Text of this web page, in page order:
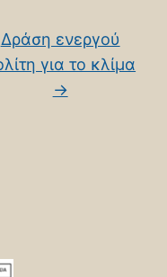
Δράση ενεργού
για το κλίμα
→